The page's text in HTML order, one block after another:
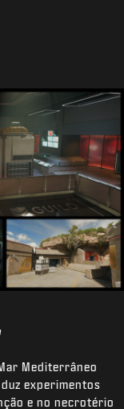
Mediterrâneo
experimentos
e no necrotério